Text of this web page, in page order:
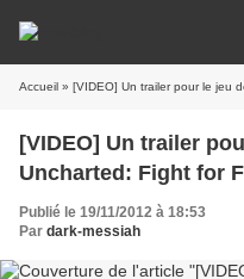
Accueil » [VIDEO] Un trailer pour le jeu
[VIDEO] Un trailer
Uncharted: Fight for
Publié le 19/11/2012 à 18:53
Par dark-messiah